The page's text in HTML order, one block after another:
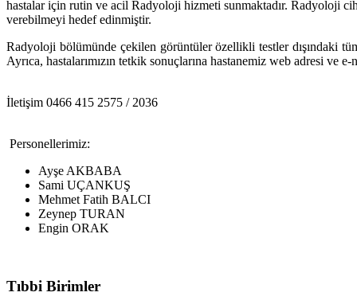
hastalar için rutin ve acil Radyoloji hizmeti sunmaktadır. Radyoloji
verebilmeyi hedef edinmiştir.
Radyoloji bölümünde çekilen görüntüler özellikli testler dışındaki
Ayrıca, hastalarımızın tetkik sonuçlarına hastanemiz web adresi ve
İletişim 0466 415 2575 / 2036
Personellerimiz:
Ayşe AKBABA
Sami UÇANKUŞ
Mehmet Fatih BALCI
Zeynep TURAN
Engin ORAK
Tıbbi Birimler